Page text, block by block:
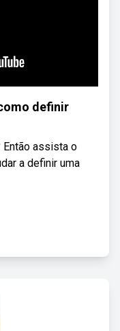
definir
Então assista o
a definir uma